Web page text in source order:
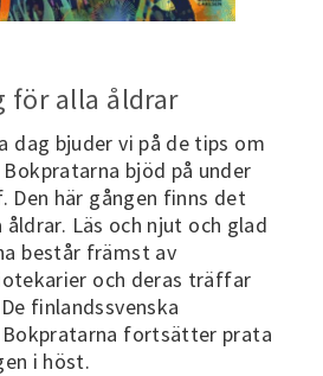
för alla åldrar
dag bjuder vi på de tips om
bjöd på under
här gången finns det
Läs och njut och glad
består främst av
och deras träffar
finlandssvenska
Bokpratarna fortsätter prata
i höst.